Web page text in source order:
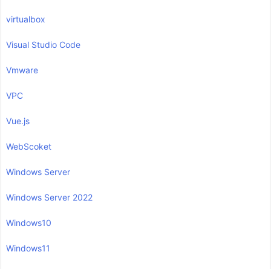
virtualbox
Visual Studio Code
Vmware
VPC
Vue.js
WebScoket
Windows Server
Windows Server 2022
Windows10
Windows11